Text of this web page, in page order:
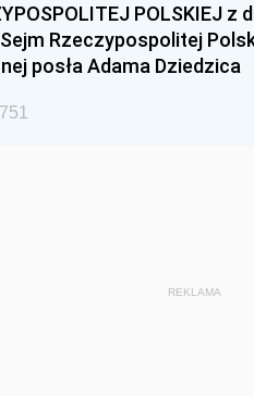
POLSKIEJ z
Rzeczypospolitej
posła Adama Dziedzica
REKLAMA